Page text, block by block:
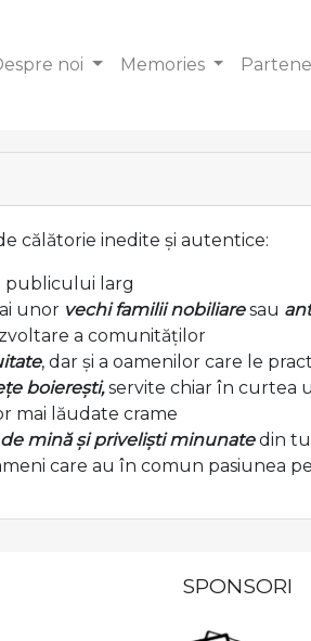
noi Memories
călătorie inedite și autentice:
larg
unor vechi familii nobiliaresau
a comunităților
, dar și a oamenilor care le
boierești,servite chiar în curtea
mai lăudate crame
mină și priveliști minunatedin
care au în comun pasiunea
SPONSORI